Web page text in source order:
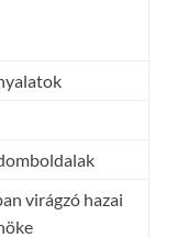
virágzó hazai